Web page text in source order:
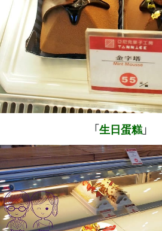
「 生日蛋糕」